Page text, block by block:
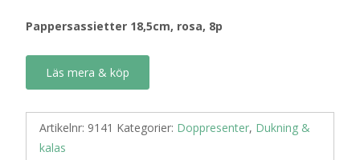
Pappersassietter 18,5cm, rosa, 8p
Läs mera & köp
Artikelnr: 9141 Kategorier: Doppresenter, Dukning &
kalas